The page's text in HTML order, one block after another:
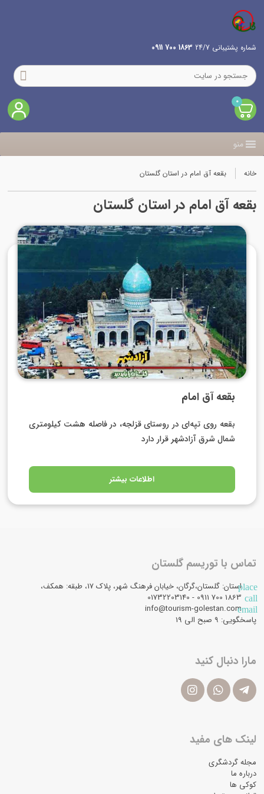
شماره پشتیبانی 24/7 1863 700 0911
0
منو
خانه بقعه آق امام در استان گلستان
بقعه آق امام در استان گلستان
بقعه آق امام
بقعه روی تپه‌ای در روستای قزلجه، در فاصله هشت کیلومتری
شمال شرق آزادشهر قرار دارد
اطلاعات بیشتر
تماس با توریسم گلستان
placeاستان: گلستان،گرگان، خیابان فرهنگ شهر، پلاک 17، طبقه: همکف،
call
email
info@tourism-golestan.com
پاسخگویی: ۹ صبح الی 19
مارا دنبال کنید
لینک های مفید
مجله گردشگری
درباره ما
کوکی ها